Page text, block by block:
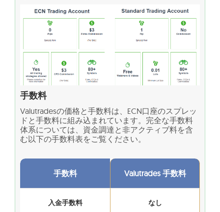
手数料
Valutradesの価格と手数料は、ECN口座のスプレッ
ドと手数料に組み込まれています。完全な手数料
体系については、資金調達と非アクティブ料を含
む以下の手数料表をご覧ください。
手数料 Valutrades 手数料
入金手数料 なし